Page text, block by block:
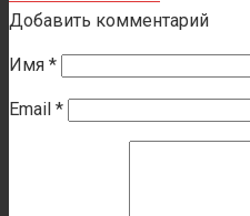
Добавить комментарий
Имя *
Email *